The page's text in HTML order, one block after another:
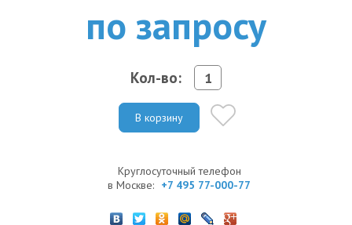
по запросу
Кол-во:
В корзину
Круглосуточный телефон
в Москве: +7 495 77-000-77